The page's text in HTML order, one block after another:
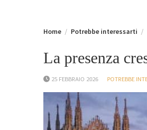
Home Potrebbe interessarti
La presenza
25 FEBBRAIO 2026 POTREBBE